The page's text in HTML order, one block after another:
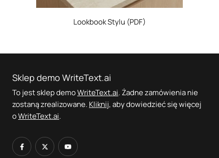
Lookbook Stylu (PDF)
Sklep demo WriteText.ai
To jest sklep demoWriteText.ai. Żadne zamówienia nie
zostaną zrealizowane. Kliknij, aby dowiedzieć się więcej
oWriteText.ai.